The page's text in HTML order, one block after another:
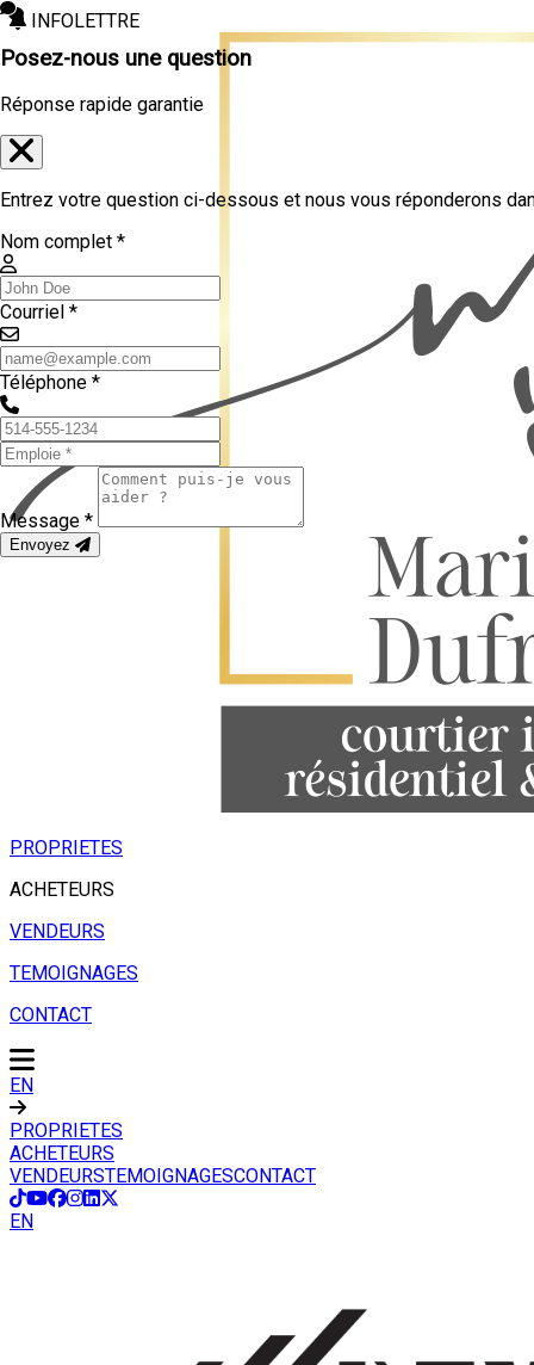
INFOLETTRE
PROPRIETES
ACHETEURS
VENDEURS
TEMOIGNAGES
CONTACT
EN
PROPRIETES
ACHETEURS
VENDEURSTEMOIGNAGESCONTACT
EN
Posez-nous une question
Réponse rapide garantie
Entrez votre question ci-dessous et nous vous réponderons
Nom complet *
Courriel *
Téléphone *
Message *
Envoyez